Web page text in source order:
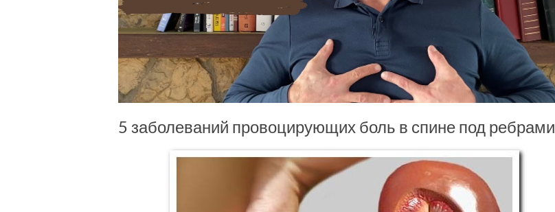
5 заболеваний провоцирующих боль в спине под ребрами